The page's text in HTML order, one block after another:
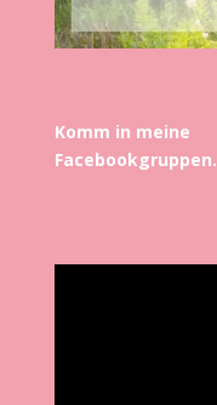
Komm in meine
Facebookgruppen.